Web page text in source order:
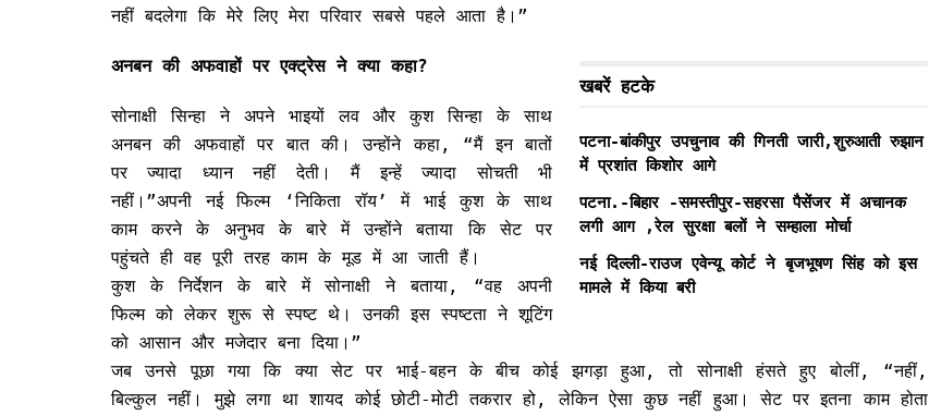
नहीं बदलेगा कि मेरे लिए मेरा परिवार सबसे पहले आता है।”
खबरें हटके
पटना-बांकीपुर उपचुनाव की गिनती जारी,शुरुआती रुझान
में प्रशांत किशोर आगे
पटना.-बिहार -समस्तीपुर-सहरसा पैसेंजर में अचानक
लगी आग ,रेल सुरक्षा बलों ने सम्हाला मोर्चा
नई दिल्ली-राउज एवेन्यू कोर्ट ने बृजभूषण सिंह को इस
मामले में किया बरी
अनबन की अफवाहों पर एक्ट्रेस ने क्या कहा?
सोनाक्षी सिन्हा ने अपने भाइयों लव और कुश सिन्हा के साथ
अनबन की अफवाहों पर बात की। उन्होंने कहा, “मैं इन बातों
पर ज्यादा ध्यान नहीं देती। मैं इन्हें ज्यादा सोचती भी
नहीं।”अपनी नई फिल्म ‘निकिता रॉय’ में भाई कुश के साथ
काम करने के अनुभव के बारे में उन्होंने बताया कि सेट पर
पहुंचते ही वह पूरी तरह काम के मूड में आ जाती हैं।
कुश के निर्देशन के बारे में सोनाक्षी ने बताया, “वह अपनी
फिल्म को लेकर शुरू से स्पष्ट थे। उनकी इस स्पष्टता ने शूटिंग
को आसान और मजेदार बना दिया।”
जब उनसे पूछा गया कि क्या सेट पर भाई-बहन के बीच कोई झगड़ा हुआ, तो सोनाक्षी हंसते हुए बोलीं, “नहीं,
बिल्कुल नहीं। मुझे लगा था शायद कोई छोटी-मोटी तकरार हो, लेकिन ऐसा कुछ नहीं हुआ। सेट पर इतना काम होता